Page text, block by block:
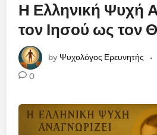
Η Ελληνική Ψυχή
τον Ιησού ως τον
by Ψυχολόγος Ερευνητής •
0